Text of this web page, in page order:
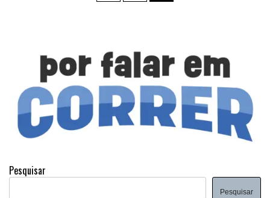
Pesquisar
Pesquisar